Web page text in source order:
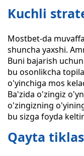
Kuchli
Mostbet-da
shuncha yaxshi.
Buni bajarish
bu osonlikcha
o'yinchiga mos
Ba'zida o'zingiz
o'zingizning
bu sizga foyda
Qayta